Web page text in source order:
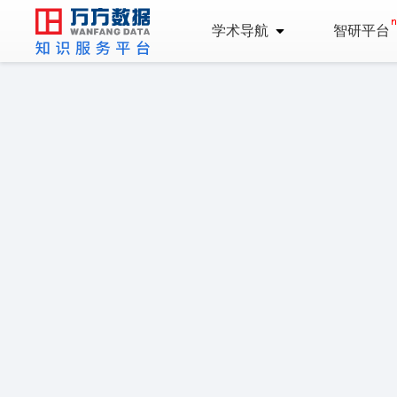
学术导航 智研平台